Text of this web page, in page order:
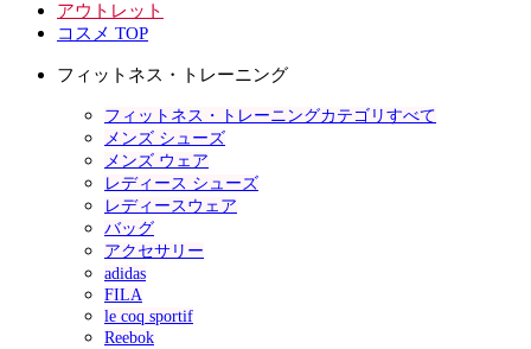
アウトレット
コスメ TOP
フィットネス・トレーニング
フィットネス・トレーニングカテゴリすべて
メンズ シューズ
メンズ ウェア
レディース シューズ
レディースウェア
バッグ
アクセサリー
adidas
FILA
le coq sportif
Reebok